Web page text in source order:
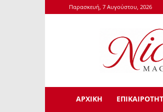
Παρασκευή, 7 Αυγούστου, 2026
ΑΡΧΙΚΗ